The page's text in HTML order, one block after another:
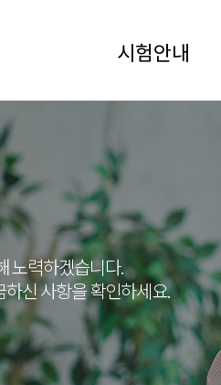
시험안내
노력하겠습니다.
신 사항을 확인하세요.